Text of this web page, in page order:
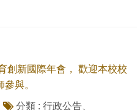
創新國際年會， 歡迎本校校
與。
分類 : 行政公告、